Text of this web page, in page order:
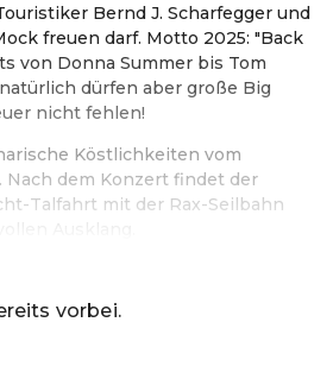
Bernd J. Scharfegger und
freuen darf. Motto 2025: "Back
von Donna Summer bis Tom
dürfen aber große Big
nicht fehlen!
Köstlichkeiten vom
Nach dem Konzert findet der
Talfahrt mit der Rax-Seilbahn
vorbei.